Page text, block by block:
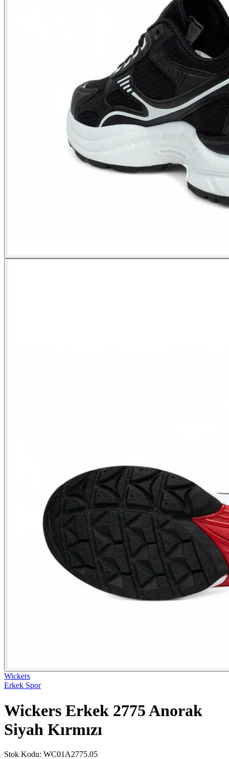
Wickers
Erkek Spor
Wickers Erkek 2775 Anorak
Siyah Kırmızı
Stok Kodu: WC01A2775.05